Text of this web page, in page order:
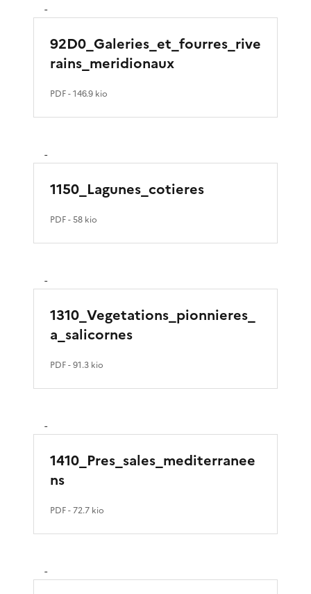
-
92D0_Galeries_et_fourres_rive
rains_meridionaux
PDF- 146.9 kio
-
1150_Lagunes_cotieres
PDF- 58 kio
-
1310_Vegetations_pionnieres_
a_salicornes
PDF- 91.3 kio
-
1410_Pres_sales_mediterranee
ns
PDF- 72.7 kio
-